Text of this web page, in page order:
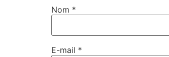
Nom *
E-mail *